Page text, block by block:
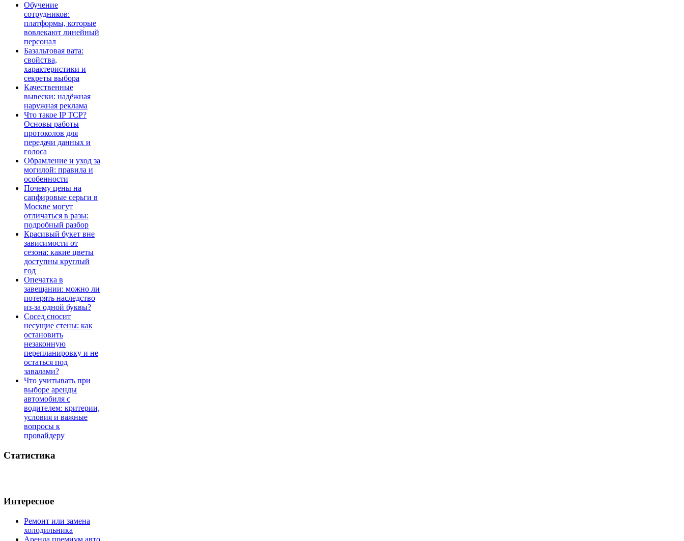
Обучение
сотрудников:
платформы, которые
вовлекают линейный
персонал
Базальтовая вата:
свойства,
характеристики и
секреты выбора
Качественные
вывески: надёжная
наружная реклама
Что такое IP TCP?
Основы работы
протоколов для
передачи данных и
голоса
Обрамление и уход за
могилой: правила и
особенности
Почему цены на
сапфировые серьги в
Москве могут
отличаться в разы:
подробный разбор
Красивый букет вне
зависимости от
сезона: какие цветы
доступны круглый
год
Опечатка в
завещании: можно ли
потерять наследство
из-за одной буквы?
Сосед сносит
несущие стены: как
остановить
незаконную
перепланировку и не
остаться под
завалами?
Что учитывать при
выборе аренды
автомобиля с
водителем: критерии,
условия и важные
вопросы к
провайдеру
Статистика
Интересное
Ремонт или замена
холодильника